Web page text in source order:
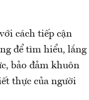
cách tiếp cận
để tìm hiểu, lắng
bảo đảm khuôn
thực của người